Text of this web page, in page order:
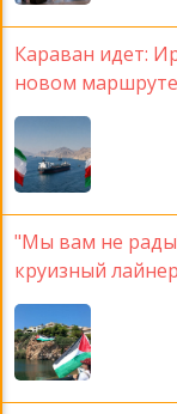
Караван идет:
новом
"Мы вам не
круизный